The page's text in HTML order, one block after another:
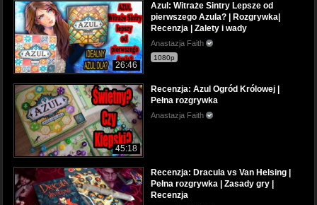
26:46
Azul: Witraże Sintry Lepsze od
pierwszego Azula? | Rozgrywka|
Recenzja | Zalety i wady
Anastazja Faith
1080p
45:18
Recenzja: Azul Ogród Królowej |
Pełna rozgrywka
Anastazja Faith
Recenzja: Dracula vs Van Helsing |
Pełna rozgrywka | Zasady gry |
Recenzja